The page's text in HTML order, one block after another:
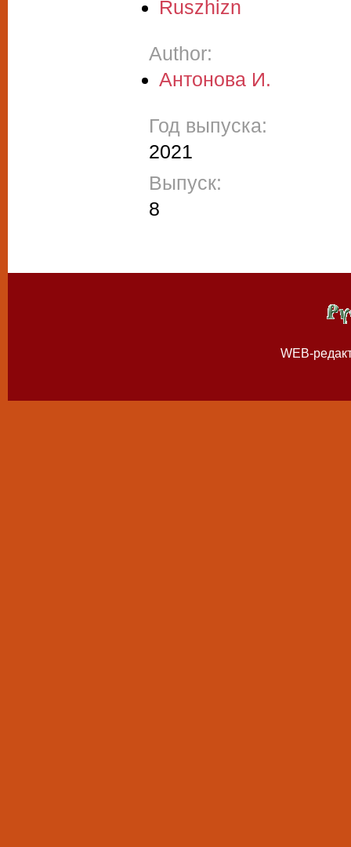
Ruszhizn
Author:
Антонова И.
Год выпуска:
2021
Выпуск:
8
WEB-